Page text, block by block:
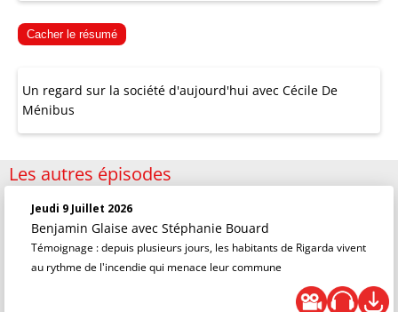
Cacher le résumé
Un regard sur la société d'aujourd'hui avec Cécile De
Ménibus
Les autres épisodes
Jeudi 9 Juillet 2026
Benjamin Glaise avec Stéphanie Bouard
Témoignage : depuis plusieurs jours, les habitants de Rigarda vivent
au rythme de l'incendie qui menace leur commune